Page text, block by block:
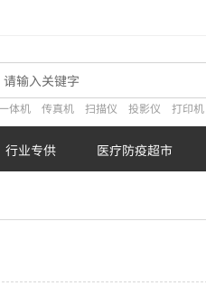
体机 传真机 扫描仪 投影仪 打印机
行业专供 医疗防疫超市